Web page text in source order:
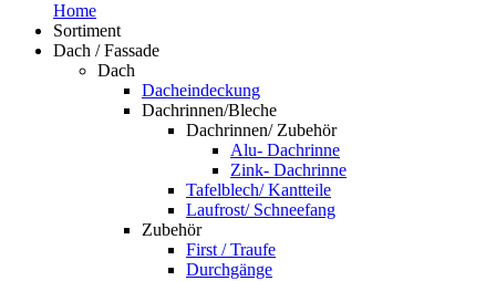
Home
Sortiment
Dach / Fassade
Dach
Dacheindeckung
Dachrinnen/Bleche
Dachrinnen/ Zubehör
Alu- Dachrinne
Zink- Dachrinne
Tafelblech/ Kantteile
Laufrost/ Schneefang
Zubehör
First / Traufe
Durchgänge